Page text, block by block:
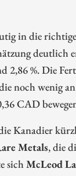
in die
%. Die
noch wenig
CAD
Kanadier
Metals, die
sichMcLeod